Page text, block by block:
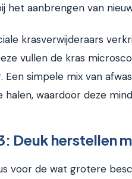
het aanbrengen van
krasverwijderaars
vullen de kras
Een simpele mix van
halen, waardoor deze
Deuk herstellen
voor de wat grotere